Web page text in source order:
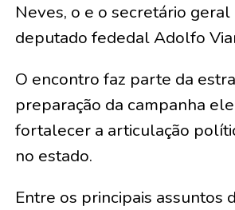
Neves, o e o secretário geral
deputado fededal Adolfo
O encontro faz parte da
preparação da campanha
fortalecer a articulação
no estado.
Entre os principais assuntos